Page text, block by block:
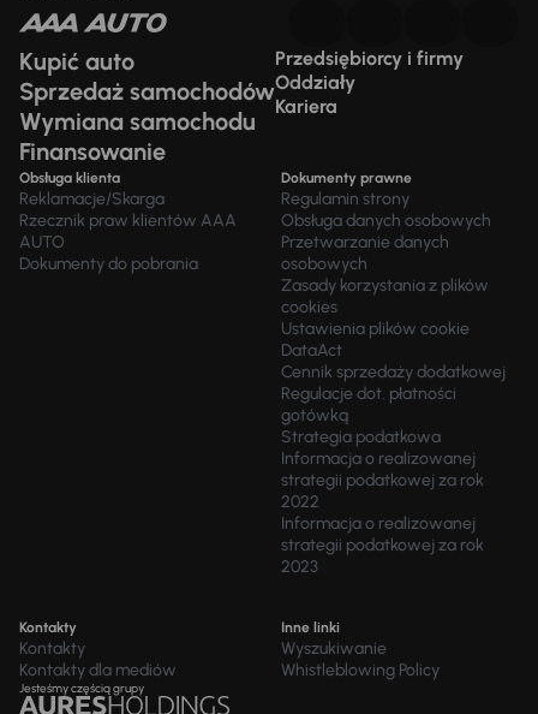
Kupić auto
Sprzedaż samochodów
Wymiana samochodu
Finansowanie
Przedsiębiorcy i firmy
Oddziały
Kariera
Obsługa klienta
Reklamacje/Skarga
Rzecznik praw klientów AAA
AUTO
Dokumenty do pobrania
Dokumenty prawne
Regulamin strony
Obsługa danych osobowych
Przetwarzanie danych
osobowych
Zasady korzystania z plików
cookies
Ustawienia plików cookie
DataAct
Cennik sprzedaży dodatkowej
Regulacje dot. płatności
gotówką
Strategia podatkowa
Informacja o realizowanej
strategii podatkowej za rok
2022
Informacja o realizowanej
strategii podatkowej za rok
2023
Kontakty
Kontakty
Kontakty dla mediów
Inne linki
Wyszukiwanie
Whistleblowing Policy
Jesteśmy częścią grupy